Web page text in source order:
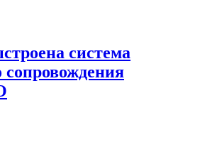
система
сопровождения